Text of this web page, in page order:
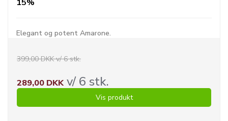
15%
Elegant og potent Amarone.
399,00 DKK v/ 6 stk.
289,00 DKKv/ 6 stk.
Vis produkt